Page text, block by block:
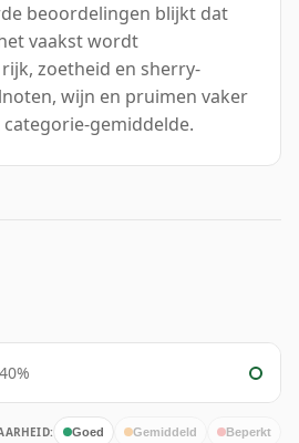
beoordelingen blijkt dat
vaakst wordt
zoetheid en sherry-
wijn en pruimen vaker
gemiddelde.
40%
Goed Gemiddeld Beperkt